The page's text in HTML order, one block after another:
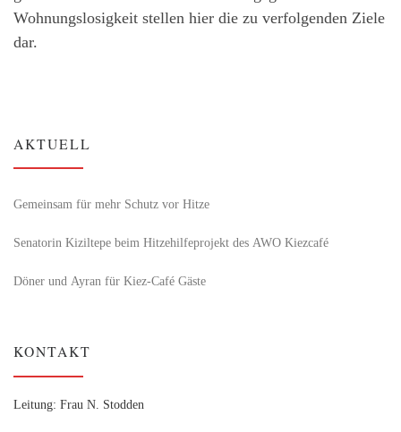
Wohnungslosigkeit stellen hier die zu verfolgenden Ziele
dar.
AKTUELL
Gemeinsam für mehr Schutz vor Hitze
Senatorin Kiziltepe beim Hitzehilfeprojekt des AWO Kiezcafé
Döner und Ayran für Kiez-Café Gäste
KONTAKT
Leitung: Frau N. Stodden